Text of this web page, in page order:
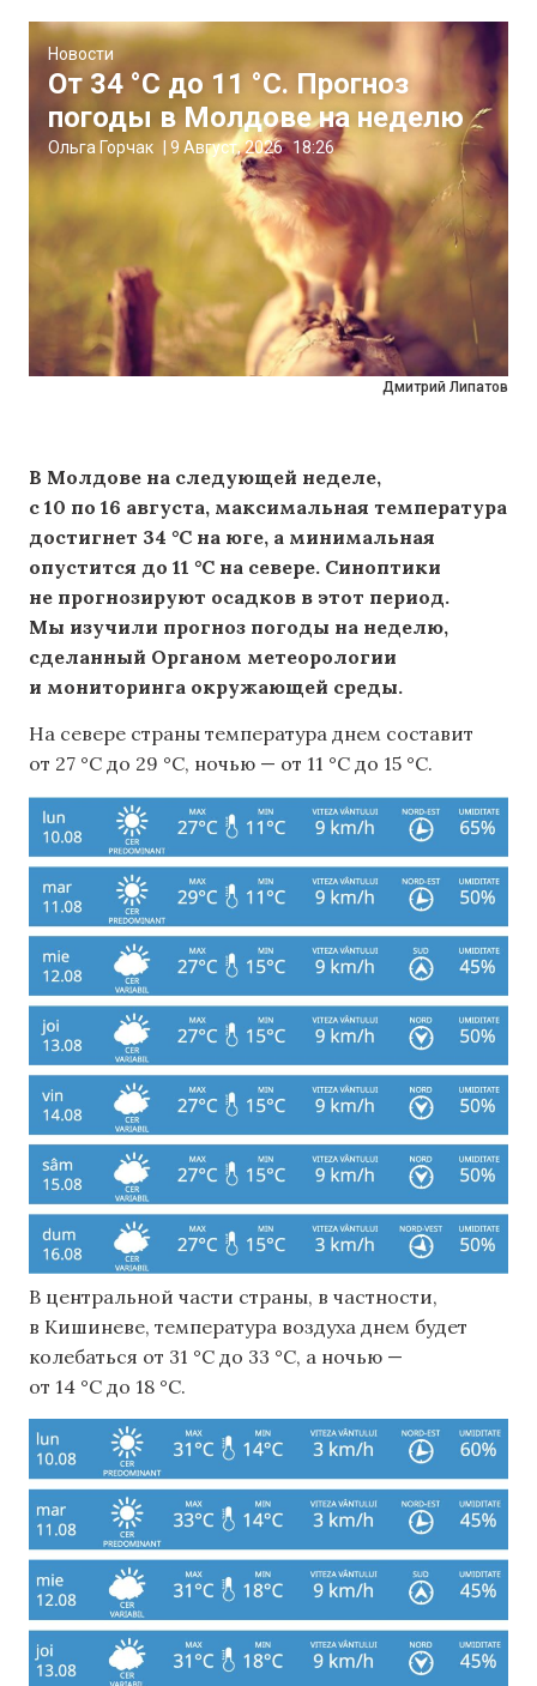
Дмитрий Липатов
Новости
От 34 °C до 11 °C. Прогноз
погоды в Молдове на неделю
Ольга Горчак 9 Август, 2026 18:26
В Молдове на следующей неделе,
с 10 по 16 августа, максимальная температура
достигнет 34 °C на юге, а минимальная
опустится до 11 °C на севере. Синоптики
не прогнозируют осадков в этот период.
Мы изучили прогноз погоды на неделю,
сделанный Органом метеорологии
и мониторинга окружающей среды.
На севере страны температура днем ​​составит
от 27 °C до 29 °C, ночью — от 11 °C до 15 °C.
В центральной части страны, в частности,
в Кишиневе, температура воздуха днем ​​будет
колебаться от 31 °C до 33 °C, а ночью —
от 14 °C до 18 °C.